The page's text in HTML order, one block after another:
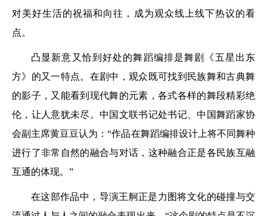
对美好生活的祝福和向往，成为观众线上线下热议的看
点。
凸显新意又恰到好处的舞蹈编排是舞剧《五星出东
方》的又一特点。在剧中，观众既可找到民族舞和古典舞
的影子，又能看到现代舞的元素，各式各样的舞段精彩绝
伦，让人意犹未尽。中国文联书记处书记、中国舞蹈家协
会副主席黄豆豆认为：“作品在舞蹈编排设计上将不同舞种
进行了非常自然的融合与对话，这种融合正是各民族互融
互通的体现。”
在这部作品中，导演王舸正是力图将文化的碰撞与交